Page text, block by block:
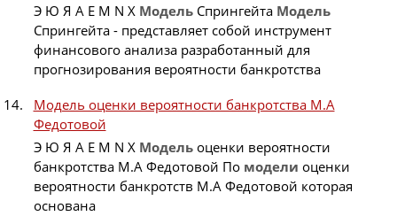
Э Ю Я A E M N X МодельСпрингейта Модель
Спрингейта - представляет собой инструмент
финансового анализа разработанный для
прогнозирования вероятности банкротства
Модель оценки вероятности банкротства М.А
Федотовой
Э Ю Я A E M N X Модельоценки вероятности
банкротства М.А Федотовой По модели оценки
вероятности банкротств М.А Федотовой которая
основана